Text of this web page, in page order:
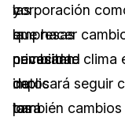
y
la
privacidad
de
los
las
empresas
necesitan
datos
para
corporación
que hacer
cambiante clima
implicará seguir
también